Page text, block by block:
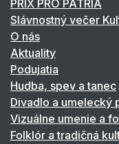
PRIX PRO PATRIA
Slávnostný večer
O nás
Aktuality
Podujatia
Hudba, spev a tanec
Divadlo a umelecký
Vizuálne umenie a
Folklór a tradičná